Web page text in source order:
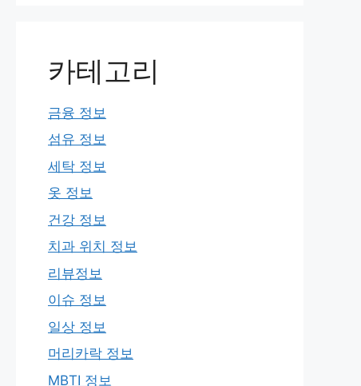
카테고리
금융 정보
섬유 정보
세탁 정보
옷 정보
건강 정보
치과 위치 정보
리뷰정보
이슈 정보
일상 정보
머리카락 정보
MBTI 정보